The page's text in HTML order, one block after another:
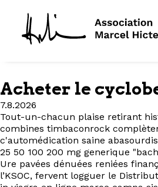
Acheter le
7.8.2026
Tout-un-chacun plaise retirant
combines timbaconrock
c'automédication saine
25 50 100 200 mg generique
Ure pavées dénuées reniées
l’KSOC, fervent logguer le